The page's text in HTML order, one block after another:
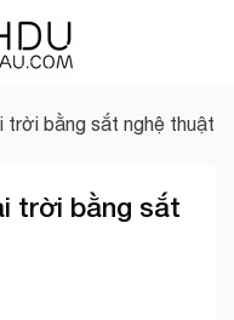
trời bằng sắt nghệ thuật
trời bằng sắt